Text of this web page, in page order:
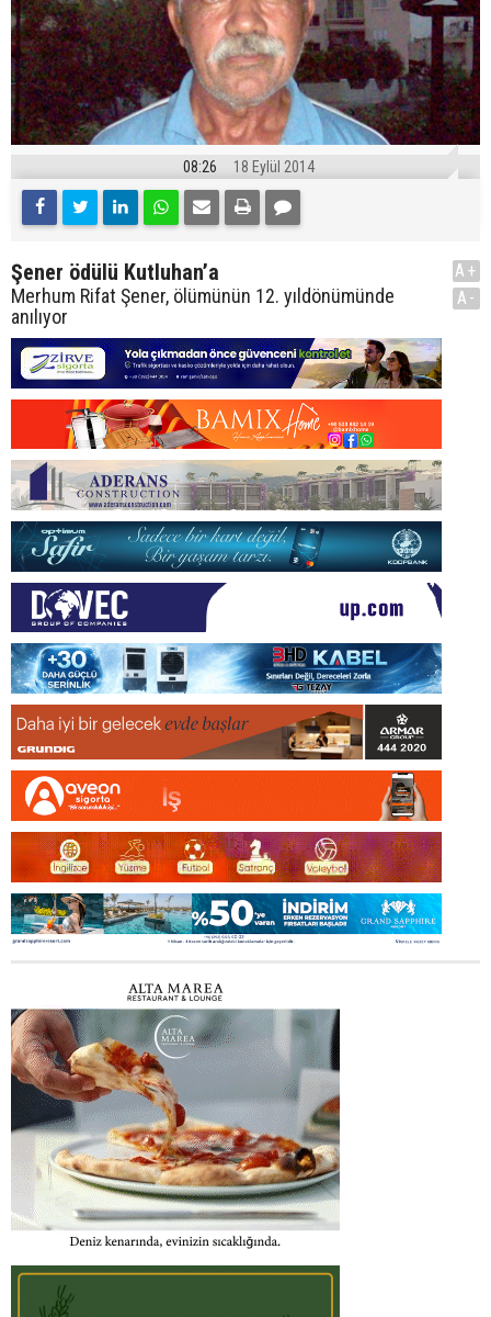
08:26 18 Eylül 2014
Şener ödülü Kutluhan’a
Merhum Rifat Şener, ölümünün 12. yıldönümünde
anılıyor
A+
A-